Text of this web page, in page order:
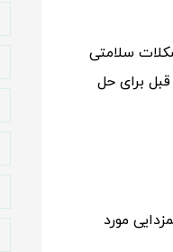
سلامتی
ترکیبی از دو ماده معدنی است: منیزیم و سولفات. این نمک از ۱۵۰۰ سال قبل برای حل
مورد